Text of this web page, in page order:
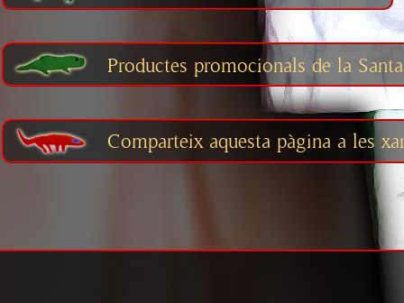
Productes promocionals de la
Comparteix aquesta pàgina a les